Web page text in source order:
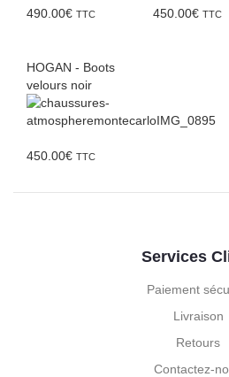
490.00€ TTC 450.00€ TTC
HOGAN - Boots
velours noir
450.00€ TTC
Services
Paiement
Livraison
Retours
Contactez-